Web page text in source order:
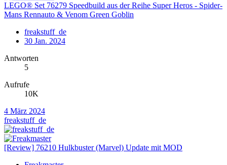
LEGO® Set 76279 Speedbuild aus der Reihe Super Heros - Spider-
Mans Rennauto & Venom Green Goblin
freakstuff_de
30 Jan. 2024
Antworten
5
Aufrufe
10K
4 März 2024
freakstuff_de
[Review] 76210 Hulkbuster (Marvel) Update mit MOD